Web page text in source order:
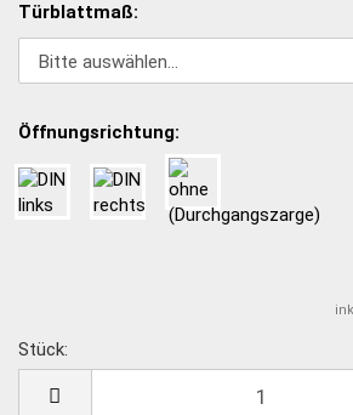
Türblattmaß:
Öffnungsrichtung:
Stück: